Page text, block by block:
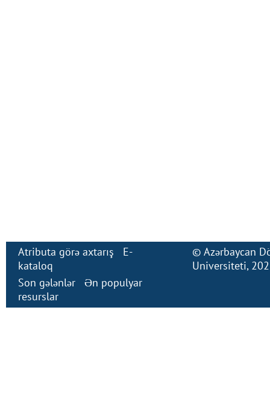
Atributa görə axtarış
E-
kataloq
Son gələnlər
Ən populyar
resurslar
© Azərbaycan
Universiteti,